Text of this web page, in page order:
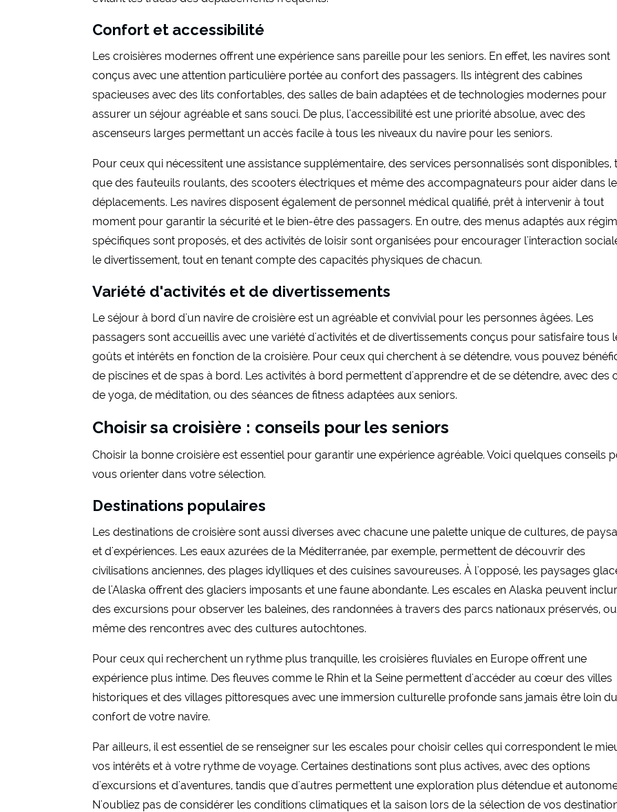
Confort et accessibilité
Les croisières modernes offrent une expérience sans pareille pour les seniors. En effet, les navires sont
conçus avec une attention particulière portée au confort des passagers. Ils intègrent des cabines
spacieuses avec des lits confortables, des salles de bain adaptées et de technologies modernes pour
assurer un séjour agréable et sans souci. De plus, l'accessibilité est une priorité absolue, avec des
ascenseurs larges permettant un accès facile à tous les niveaux du navire pour les seniors.
Pour ceux qui nécessitent une assistance supplémentaire, des services personnalisés sont disponibles,
que des fauteuils roulants, des scooters électriques et même des accompagnateurs pour aider dans
déplacements. Les navires disposent également de personnel médical qualifié, prêt à intervenir à tout
moment pour garantir la sécurité et le bien-être des passagers. En outre, des menus adaptés aux
spécifiques sont proposés, et des activités de loisir sont organisées pour encourager l'interaction
le divertissement, tout en tenant compte des capacités physiques de chacun.
Variété d'activités et de divertissements
Le séjour à bord d'un navire de croisière est un agréable et convivial pour les personnes âgées. Les
passagers sont accueillis avec une variété d'activités et de divertissements conçus pour satisfaire tous
goûts et intérêts en fonction de la croisière. Pour ceux qui cherchent à se détendre, vous pouvez
de piscines et de spas à bord. Les activités à bord permettent d'apprendre et de se détendre, avec des
de yoga, de méditation, ou des séances de fitness adaptées aux seniors.
Choisir sa croisière : conseils pour les seniors
Choisir la bonne croisière est essentiel pour garantir une expérience agréable. Voici quelques conseils
vous orienter dans votre sélection.
Destinations populaires
Les destinations de croisière sont aussi diverses avec chacune une palette unique de cultures, de
et d'expériences. Les eaux azurées de la Méditerranée, par exemple, permettent de découvrir des
civilisations anciennes, des plages idylliques et des cuisines savoureuses. À l'opposé, les paysages
de l'Alaska offrent des glaciers imposants et une faune abondante. Les escales en Alaska peuvent
des excursions pour observer les baleines, des randonnées à travers des parcs nationaux préservés, ou
même des rencontres avec des cultures autochtones.
Pour ceux qui recherchent un rythme plus tranquille, les croisières fluviales en Europe offrent une
expérience plus intime. Des fleuves comme le Rhin et la Seine permettent d'accéder au cœur des villes
historiques et des villages pittoresques avec une immersion culturelle profonde sans jamais être loin du
confort de votre navire.
Par ailleurs, il est essentiel de se renseigner sur les escales pour choisir celles qui correspondent le
vos intérêts et à votre rythme de voyage. Certaines destinations sont plus actives, avec des options
d'excursions et d'aventures, tandis que d'autres permettent une exploration plus détendue et
N'oubliez pas de considérer les conditions climatiques et la saison lors de la sélection de vos